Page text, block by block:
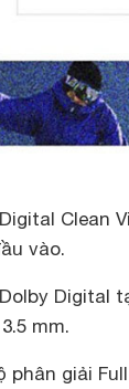
Clean
vào.
Digital
mm.
phân giải